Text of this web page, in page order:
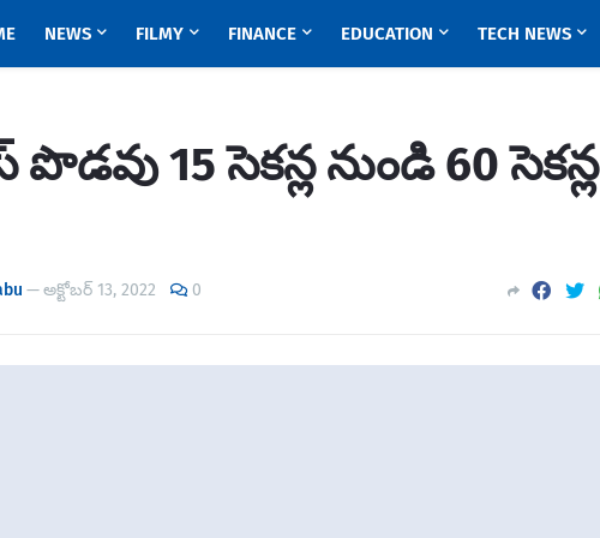
NEWS FILMY FINANCE EDUCATION TECH NEWS
పొడవు 15 సెకన్ల నుండి 60 సెకన్ల
—అక్టోబర్ 13, 2022 0